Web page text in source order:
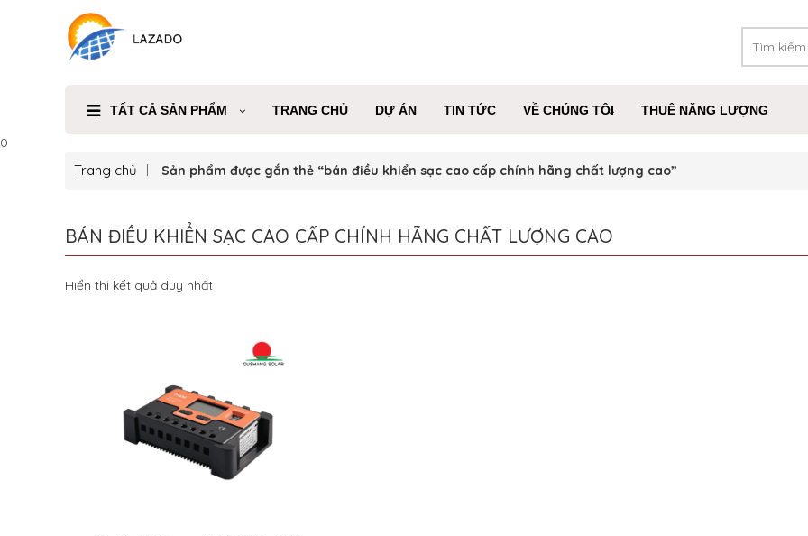
TẤT CẢ SẢN PHẨM TRANG CHỦ DỰ ÁN TIN TỨC VỀ CHÚNG TÔI THUÊ NĂNG LƯỢNG
0
Trang chủ Sản phẩm được gắn thẻ “bán điều khiển sạc cao cấp chính hãng chất lượng cao”
BÁN ĐIỀU KHIỂN SẠC CAO CẤP CHÍNH HÃNG CHẤT LƯỢNG CAO
Hiển thị kết quả duy nhất